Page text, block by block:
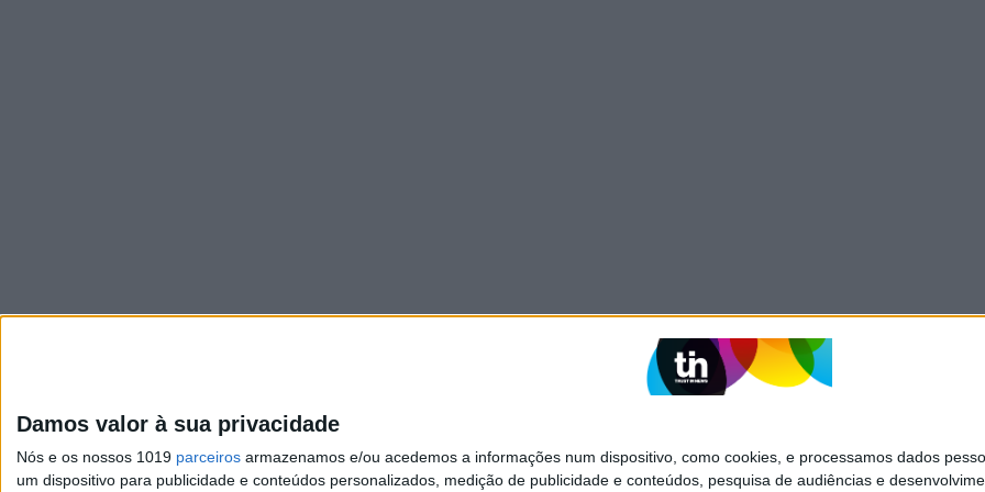
Damos valor à sua privacidade
Nós e os nossos 1019 parceiros armazenamos e/ou acedemos a informações num dispositivo, como cookies, e processamos dados
um dispositivo para publicidade e conteúdos personalizados, medição de publicidade e conteúdos, pesquisa de audiências e